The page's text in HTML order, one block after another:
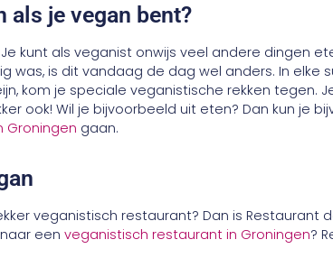
als je vegan bent?
kunt als veganist onwijs veel andere dingen
was, is dit vandaag de dag wel anders. In elke
kom je speciale veganistische rekken tegen.
ook! Wil je bijvoorbeeld uit eten? Dan kun je
Groningen gaan.
veganistisch restaurant? Dan is Restaurant
naar eenveganistisch restaurant in Groningen?